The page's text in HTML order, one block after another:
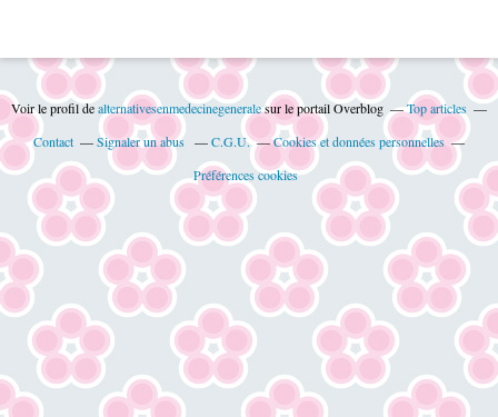
Voir le profil dealternativesenmedecinegeneralesur le portail Overblog
Top articles
Contact
Signaler un abus C.G.U.
Cookies et données personnelles
Préférences cookies